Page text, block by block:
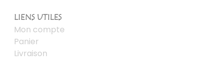
LIENS UTILES
Mon compte
Panier
Livraison